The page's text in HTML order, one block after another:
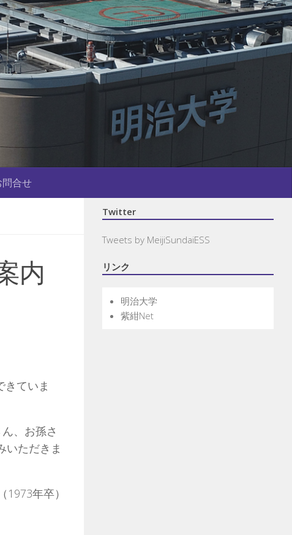
問合せ
内
きていま
、お孫さ
いただきま
年卒）
Twitter
Tweets by MeijiSundaiESS
リンク
明治大学
紫紺Net